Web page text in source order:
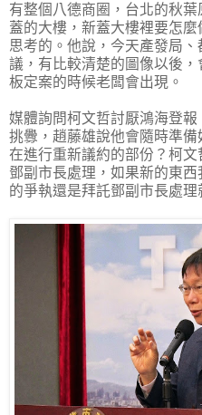
有整個八德商圈，台北的秋
蓋的大樓，新蓋大樓裡要怎
思考的。他說，今天產發局
議，有比較清楚的圖像以後
板定案的時候老闆會出現。
媒體詢問柯文哲討厭鴻海登
挑釁，趙藤雄說他會隨時準
在進行重新議約的部份？柯
鄧副市長處理，如果新的東
的爭執還是拜託鄧副市長處理